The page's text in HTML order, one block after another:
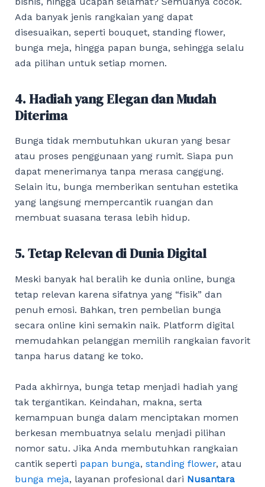
Ada banyak jenis rangkaian yang dapat
disesuaikan, seperti bouquet, standing flower,
bunga meja, hingga papan bunga, sehingga selalu
ada pilihan untuk setiap momen.
4. Hadiah yang Elegan dan Mudah
Diterima
Bunga tidak membutuhkan ukuran yang besar
atau proses penggunaan yang rumit. Siapa pun
dapat menerimanya tanpa merasa canggung.
Selain itu, bunga memberikan sentuhan estetika
yang langsung mempercantik ruangan dan
membuat suasana terasa lebih hidup.
5. Tetap Relevan di Dunia Digital
Meski banyak hal beralih ke dunia online, bunga
tetap relevan karena sifatnya yang “fisik” dan
penuh emosi. Bahkan, tren pembelian bunga
secara online kini semakin naik. Platform digital
memudahkan pelanggan memilih rangkaian favorit
tanpa harus datang ke toko.
Pada akhirnya, bunga tetap menjadi hadiah yang
tak tergantikan. Keindahan, makna, serta
kemampuan bunga dalam menciptakan momen
berkesan membuatnya selalu menjadi pilihan
nomor satu. Jika Anda membutuhkan rangkaian
cantik seperti papan bunga, standing flower, atau
bunga meja, layanan profesional dari Nusantara